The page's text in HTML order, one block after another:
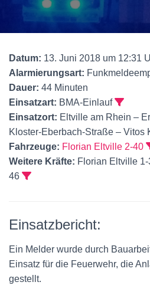
Datum: 13. Juni 2018 um 12:31
Alarmierungsart:
Dauer: 44 Minuten
Einsatzart: BMA-Einlauf
Einsatzort: Eltville am Rhein –
Kloster-Eberbach-Straße – Vitos
Fahrzeuge: Florian Eltville 2-40
Weitere Kräfte: Florian Eltville
46
Einsatzbericht:
Ein Melder wurde durch
Einsatz für die Feuerwehr, die
gestellt.